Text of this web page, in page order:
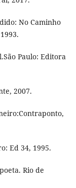
No Caminho
Paulo: Editora
2007.
Ed 34, 1995.
Rio de